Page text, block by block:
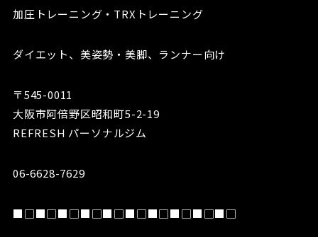
加圧トレーニング・TRXトレーニング
ダイエット、美姿勢・美脚、ランナー向け
〒545-0011
大阪市阿倍野区昭和町5-2-19
REFRESH パーソナルジム
06-6628-7629
■□■□■□■□■□■□■□■□■□■□